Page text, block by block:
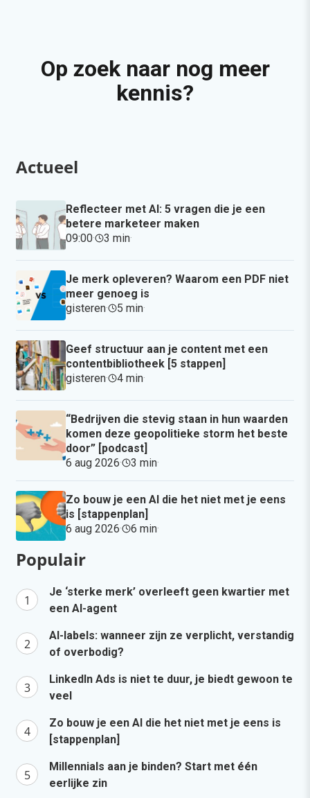
Op zoek naar nog meer
kennis?
Actueel
Reflecteer met AI: 5 vragen die je een
betere marketeer maken
09:00· 3 min·
Je merk opleveren? Waarom een PDF niet
meer genoeg is
gisteren· 5 min·
Geef structuur aan je content met een
contentbibliotheek [5 stappen]
gisteren· 4 min·
“Bedrijven die stevig staan in hun waarden
komen deze geopolitieke storm het beste
door” [podcast]
6 aug 2026· 3 min·
Zo bouw je een AI die het niet met je eens
is [stappenplan]
6 aug 2026· 6 min·
Populair
Je ‘sterke merk’ overleeft geen kwartier met
een AI-agent
AI-labels: wanneer zijn ze verplicht, verstandig
of overbodig?
LinkedIn Ads is niet te duur, je biedt gewoon te
veel
Zo bouw je een AI die het niet met je eens is
[stappenplan]
Millennials aan je binden? Start met één
eerlijke zin